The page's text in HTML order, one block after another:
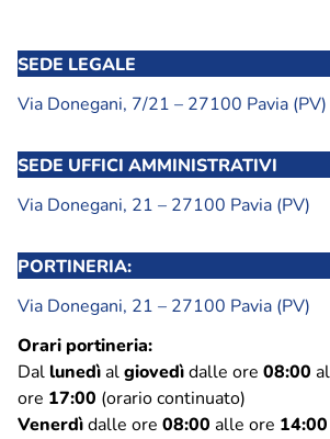
Parcheggio Navigli
Parcheggio Oberdan
Bicinstazione
Decoro urbano
Nucleo intervento decoro
Spazzamento strade – Comune di
Piano neve – Comune di Pavia
Gestione verde
Archivio fotografico lavori effettuati
SEDE LEGALE
Via Donegani, 7/21 – 27100 Pavia (PV)
SEDE UFFICI AMMINISTRATIVI
Via Donegani, 21 – 27100 Pavia (PV)
PORTINERIA:
Via Donegani, 21 – 27100 Pavia (PV)
Orari portineria:
Dal lunedìal giovedìdalle ore 08:00
ore 17:00 (orario continuato)
Venerdìdalle ore 08:00 alle ore 14:00